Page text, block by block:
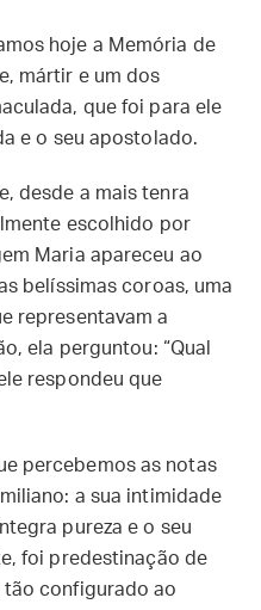
hoje a Memória de
mártir e um dos
que foi para ele
e o seu apostolado.
desde a mais tenra
escolhido por
Maria apareceu ao
belíssimas coroas, uma
representavam a
ela perguntou: “Qual
respondeu que
percebemos as notas
a sua intimidade
pureza e o seu
foi predestinação de
tão configurado ao